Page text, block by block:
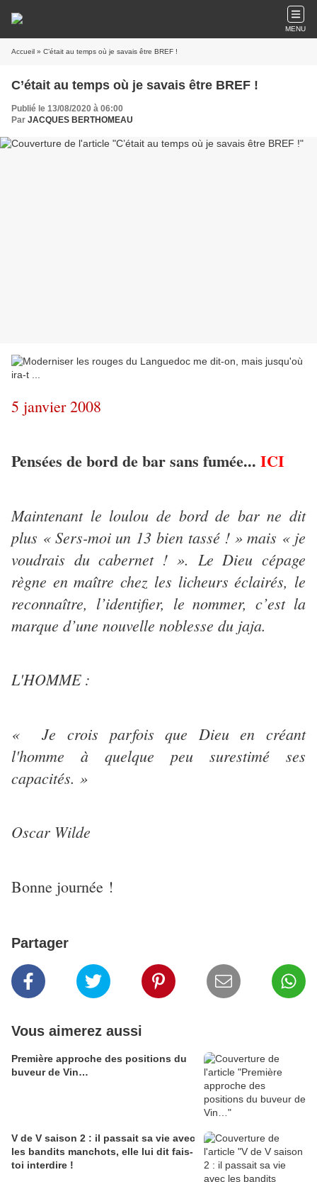
MENU
Accueil » C’était au temps où je savais être BREF !
C’était au temps où je savais être BREF !
Publié le 13/08/2020 à 06:00
Par JACQUES BERTHOMEAU
5 janvier 2008
Pensées de bord de bar sans fumée... ICI
Maintenant le loulou de bord de bar ne dit
plus « Sers-moi un 13 bien tassé ! » mais « je
voudrais du cabernet ! ». Le Dieu cépage
règne en maître chez les licheurs éclairés, le
reconnaître, l’identifier, le nommer, c’est la
marque d’une nouvelle noblesse du jaja.
L'HOMME :
« Je crois parfois que Dieu en créant
l'homme à quelque peu surestimé ses
capacités. »
Oscar Wilde
Bonne journée !
Partager
Vous aimerez aussi
Première approche des positions du
buveur de Vin…
V de V saison 2 : il passait sa vie avec
les bandits manchots, elle lui dit fais-
toi interdire !